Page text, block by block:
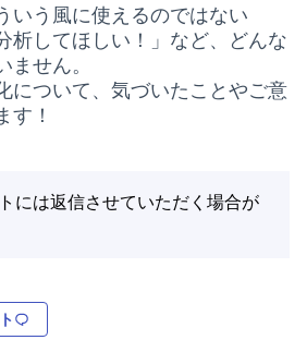
いう風に使えるのではない
析してほしい！」など、どんな
せん。
について、気づいたことやご意
す！
には返信させていただく場合が